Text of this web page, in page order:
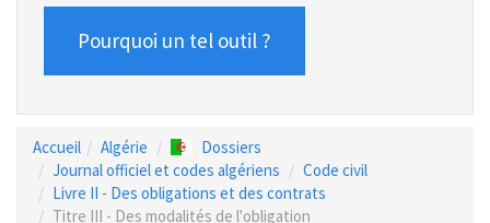
Pourquoi un tel outil ?
Accueil Algérie
Dossiers
Journal officiel et codes algériens
Code civil
Livre II - Des obligations et des contrats
Titre III - Des modalités de l'obligation